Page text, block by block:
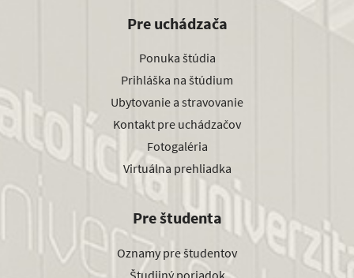
Pre uchádzača
Ponuka štúdia
Prihláška na štúdium
Ubytovanie a stravovanie
Kontakt pre uchádzačov
Fotogaléria
Virtuálna prehliadka
Pre študenta
Oznamy pre študentov